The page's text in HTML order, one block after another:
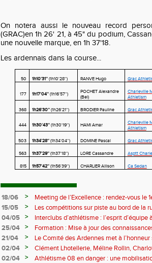
On notera aussi le nouveau record
(GRAC)en 1h 26' 21, à 45" du podium,
une nouvelle marque, en 1h 37'18.
Les ardennais dans la course...
50 1h10'31''(1h10'28'') RANVE Hugo Grac
177 1h17'04''(1h16'57'')
POCHET Alexandre
(Bel)
Charleville
Athletism
368 1h26'30''(1h26'21'') BRODIER Pauline Grac
444 1h30'43''(1h30'19'') HAMI Amar
Charleville
Athletism
503 1h34'28''(1h34'04'') DOMINE Pascal Grac
563 1h37'29''(1h37'18'') LORE Cassandre Asptt
815 1h57'42''(1h56'39'') CHARLIER Allison Ca Sedan
18/06 >
Meeting de l’Excellence : rendez-vous le
15/05
>
Les compétitions sur piste au bord de la
04/05
>
Interclubs d’athlétisme : l’esprit d’équipe
rempart contre la sédentarité des jeunes
25/04 >
Formation : Mise à jour des
M372)
21/04 >
Le Comité des Ardennes met à
02/04
>
Clément Lhotellerie, Méline Rollin,
prolifique pour les coureurs ardennais
02/04 >
Athlétisme 08 en danger : une